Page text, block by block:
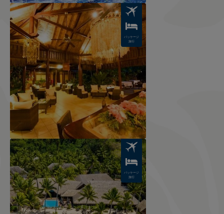
Image
パッケージ
旅行
Image
パッケージ
旅行